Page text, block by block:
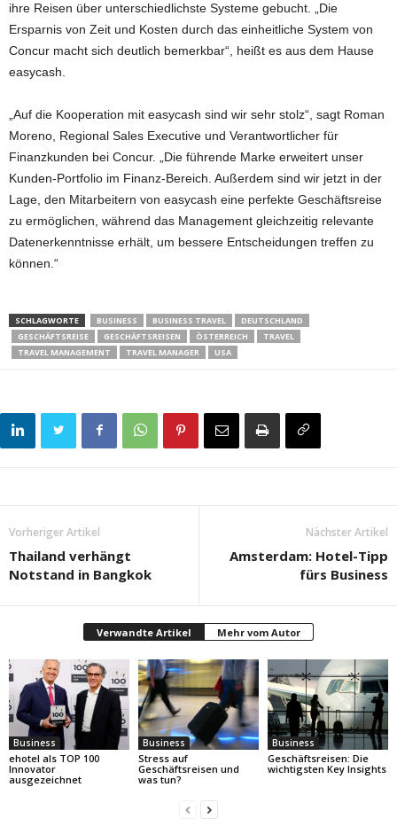
ihre Reisen über unterschiedlichste Systeme gebucht. „Die
Ersparnis von Zeit und Kosten durch das einheitliche System von
Concur macht sich deutlich bemerkbar“, heißt es aus dem Hause
easycash.
„Auf die Kooperation mit easycash sind wir sehr stolz“, sagt Roman
Moreno, Regional Sales Executive und Verantwortlicher für
Finanzkunden bei Concur. „Die führende Marke erweitert unser
Kunden-Portfolio im Finanz-Bereich. Außerdem sind wir jetzt in der
Lage, den Mitarbeitern von easycash eine perfekte Geschäftsreise
zu ermöglichen, während das Management gleichzeitig relevante
Datenerkenntnisse erhält, um bessere Entscheidungen treffen zu
können.“
SCHLAGWORTE BUSINESS BUSINESS TRAVEL
DEUTSCHLAND
GESCHÄFTSREISE
GESCHÄFTSREISEN ÖSTERREICH
TRAVEL
TRAVEL MANAGEMENT
TRAVEL MANAGER USA
Vorheriger Artikel
Thailand verhängt
Notstand in Bangkok
Nächster Artikel
Amsterdam: Hotel-Tipp
fürs Business
Verwandte Artikel Mehr vom Autor
Business
ehotel als TOP 100
Innovator
ausgezeichnet
Business
Stress auf
Geschäftsreisen und
was tun?
Business
Geschäftsreisen: Die
wichtigsten Key Insights